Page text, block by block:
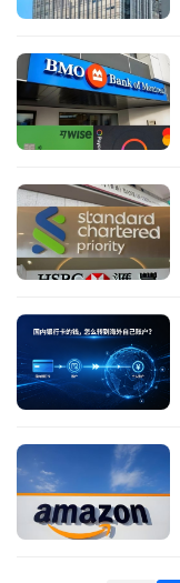
球
金
融
牌
照
问
答
区
生
态
作
伙
伴
专